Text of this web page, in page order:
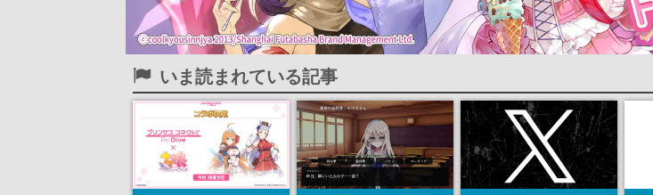
いま読まれている記事